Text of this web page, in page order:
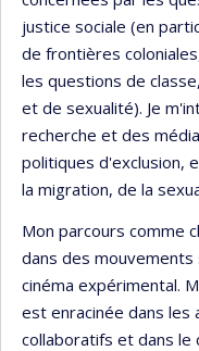
justice sociale (en
de frontières
les questions de
et de sexualité). Je
recherche et des
politiques d'exclusion,
la migration, de la
Mon parcours comme
dans des mouvements
cinéma expérimental.
est enracinée dans les
collaboratifs et dans le